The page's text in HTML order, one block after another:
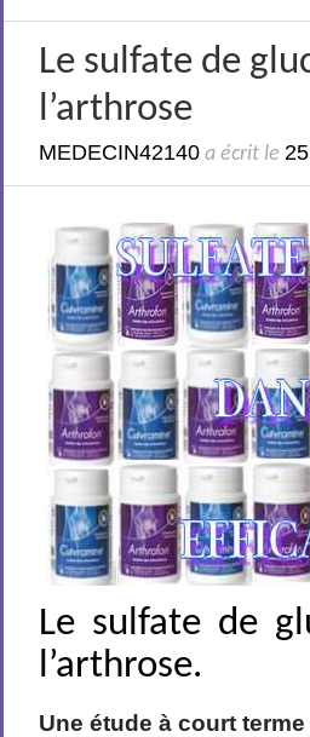
Le sulfate de
l’arthrose
MEDECIN42140 a écrit le
Le sulfate de
l’arthrose.
Une étude à court